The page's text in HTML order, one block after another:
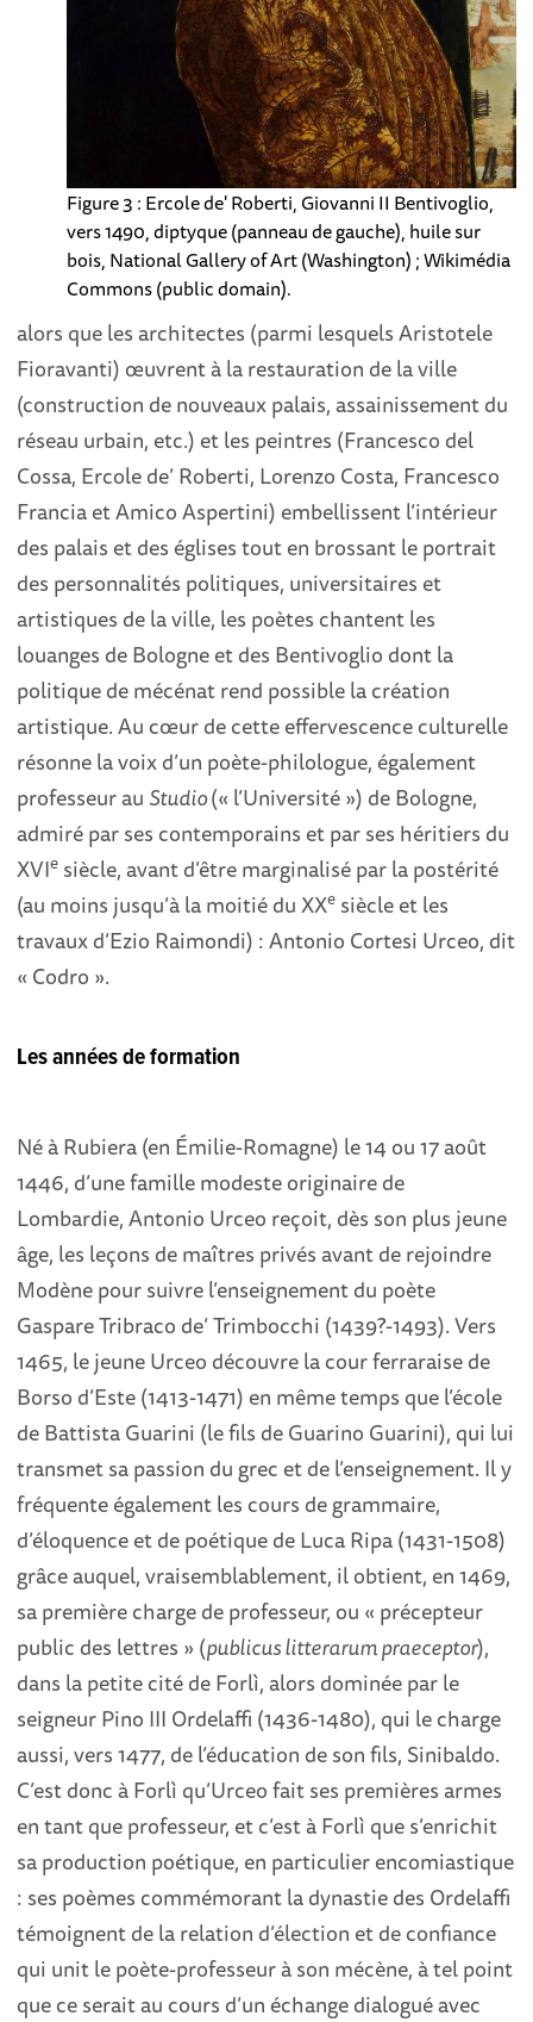
Figure 3 : Ercole de' Roberti, Giovanni II Bentivoglio,
vers 1490, diptyque (panneau de gauche), huile sur
bois, National Gallery of Art (Washington) ; Wikimédia
Commons (public domain).
alors que les architectes (parmi lesquels Aristotele
Fioravanti) œuvrent à la restauration de la ville
(construction de nouveaux palais, assainissement du
réseau urbain, etc.) et les peintres (Francesco del
Cossa, Ercole de’ Roberti, Lorenzo Costa, Francesco
Francia et Amico Aspertini) embellissent l’intérieur
des palais et des églises tout en brossant le portrait
des personnalités politiques, universitaires et
artistiques de la ville, les poètes chantent les
louanges de Bologne et des Bentivoglio dont la
politique de mécénat rend possible la création
artistique. Au cœur de cette effervescence culturelle
résonne la voix d’un poète-philologue, également
professeur au Studio(« l’Université ») de Bologne,
admiré par ses contemporains et par ses héritiers du
XVIe siècle, avant d’être marginalisé par la postérité
(au moins jusqu’à la moitié du XXe siècle et les
travaux d’Ezio Raimondi) : Antonio Cortesi Urceo, dit
« Codro ».
Les années de formation
Né à Rubiera (en Émilie-Romagne) le 14 ou 17 août
1446, d’une famille modeste originaire de
Lombardie, Antonio Urceo reçoit, dès son plus jeune
âge, les leçons de maîtres privés avant de rejoindre
Modène pour suivre l’enseignement du poète
Gaspare Tribraco de’ Trimbocchi (1439?-1493). Vers
1465, le jeune Urceo découvre la cour ferraraise de
Borso d’Este (1413-1471) en même temps que l’école
de Battista Guarini (le fils de Guarino Guarini), qui lui
transmet sa passion du grec et de l’enseignement. Il y
fréquente également les cours de grammaire,
d’éloquence et de poétique de Luca Ripa (1431-1508)
grâce auquel, vraisemblablement, il obtient, en 1469,
sa première charge de professeur, ou « précepteur
public des lettres » (publicus litterarum praeceptor),
dans la petite cité de Forlì, alors dominée par le
seigneur Pino III Ordelaffi (1436-1480), qui le charge
aussi, vers 1477, de l’éducation de son fils, Sinibaldo.
C’est donc à Forlì qu’Urceo fait ses premières armes
en tant que professeur, et c’est à Forlì que s’enrichit
sa production poétique, en particulier encomiastique
: ses poèmes commémorant la dynastie des Ordelaffi
témoignent de la relation d’élection et de confiance
qui unit le poète-professeur à son mécène, à tel point
que ce serait au cours d’un échange dialogué avec